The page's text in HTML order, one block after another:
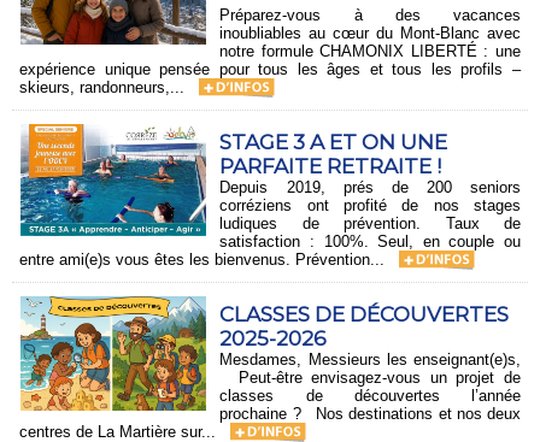
Préparez-vous à des vacances
inoubliables au cœur du Mont-Blanc avec
notre formule CHAMONIX LIBERTÉ : une
expérience unique pensée pour tous les âges et tous les profils –
skieurs, randonneurs,...
STAGE 3 A ET ON UNE
PARFAITE RETRAITE !
Depuis 2019, prés de 200 seniors
corréziens ont profité de nos stages
ludiques de prévention. Taux de
satisfaction : 100%. Seul, en couple ou
entre ami(e)s vous êtes les bienvenus. Prévention...
CLASSES DE DÉCOUVERTES
2025-2026
Mesdames, Messieurs les enseignant(e)s,
Peut-être envisagez-vous un projet de
classes de découvertes l’année
prochaine ? Nos destinations et nos deux
centres de La Martière sur...